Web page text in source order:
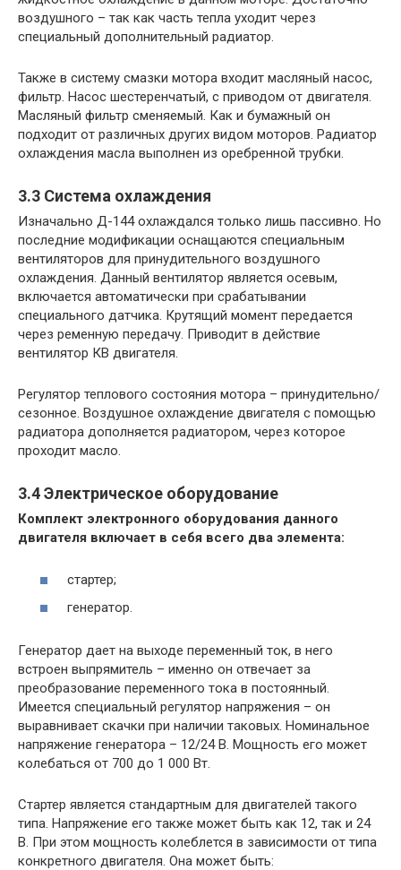
воздушного – так как часть тепла уходит через
специальный дополнительный радиатор.
Также в систему смазки мотора входит масляный насос,
фильтр. Насос шестеренчатый, с приводом от двигателя.
Масляный фильтр сменяемый. Как и бумажный он
подходит от различных других видом моторов. Радиатор
охлаждения масла выполнен из оребренной трубки.
3.3 Система охлаждения
Изначально Д-144 охлаждался только лишь пассивно. Но
последние модификации оснащаются специальным
вентиляторов для принудительного воздушного
охлаждения. Данный вентилятор является осевым,
включается автоматически при срабатывании
специального датчика. Крутящий момент передается
через ременную передачу. Приводит в действие
вентилятор КВ двигателя.
Регулятор теплового состояния мотора – принудительно/
сезонное. Воздушное охлаждение двигателя с помощью
радиатора дополняется радиатором, через которое
проходит масло.
3.4 Электрическое оборудование
Комплект электронного оборудования данного
двигателя включает в себя всего два элемента:
стартер;
генератор.
Генератор дает на выходе переменный ток, в него
встроен выпрямитель – именно он отвечает за
преобразование переменного тока в постоянный.
Имеется специальный регулятор напряжения – он
выравнивает скачки при наличии таковых. Номинальное
напряжение генератора – 12/24 В. Мощность его может
колебаться от 700 до 1 000 Вт.
Стартер является стандартным для двигателей такого
типа. Напряжение его также может быть как 12, так и 24
В. При этом мощность колеблется в зависимости от типа
конкретного двигателя. Она может быть: